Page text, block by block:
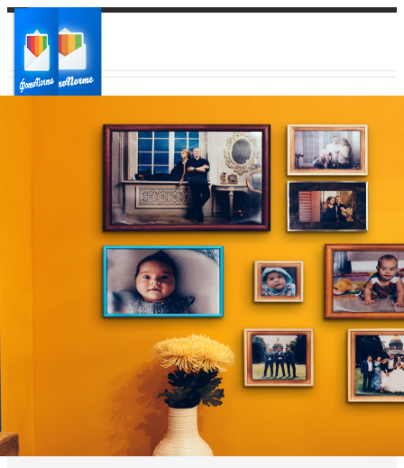
Ваш регион доставки
Выберите из списка: